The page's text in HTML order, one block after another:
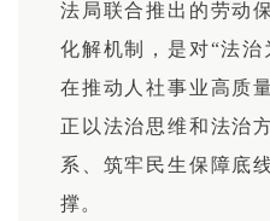
法局联合推出的劳动
化解机制，是对“法治
在推动人社事业高质
正以法治思维和法治
系、筑牢民生保障底
撑。